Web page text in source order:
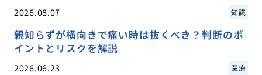
2026.08.07 知識
親知らずが横向きで痛い時は抜くべき？判断のポ
イントとリスクを解説
2026.06.23 医療